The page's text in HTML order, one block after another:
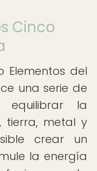
Cinco
Elementos del
una serie de
equilibrar la
tierra, metal y
crear un
la energía